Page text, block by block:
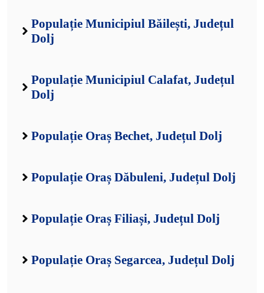
Populație Municipiul Băilești, Județul
Dolj
Populație Municipiul Calafat, Județul
Dolj
Populație Oraș Bechet, Județul Dolj
Populație Oraș Dăbuleni, Județul Dolj
Populație Oraș Filiași, Județul Dolj
Populație Oraș Segarcea, Județul Dolj